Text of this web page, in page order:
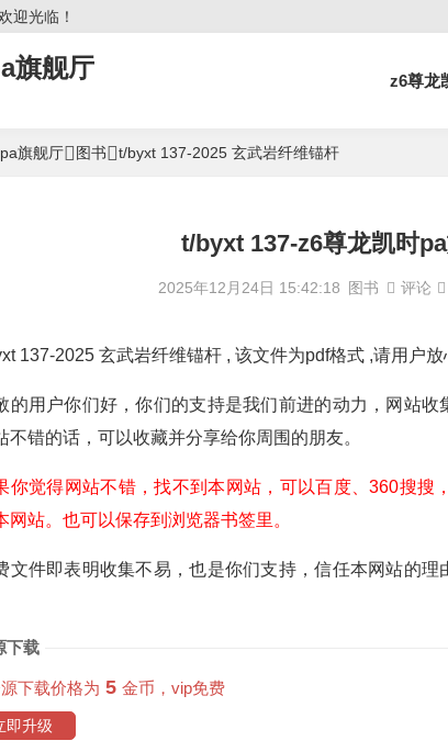
迎光临！
旗舰厅 z6尊龙
旗舰厅 图书 t/byxt 137-2025 玄武岩纤维锚杆
t/byxt 137-z6尊龙凯时
2025年12月24日 15:42:18 图书 评论
137-2025 玄武岩纤维锚杆 , 该文件为pdf格式 ,请用户放
的用户你们好，你们的支持是我们前进的动力，网站
不错的话，可以收藏并分享给你周围的朋友。
你觉得网站不错，找不到本网站，可以百度、360搜搜
网站。也可以保存到浏览器书签里。
文件即表明收集不易，也是你们支持，信任本网站的
下载
下载价格为 5 金币，vip免费
即升级